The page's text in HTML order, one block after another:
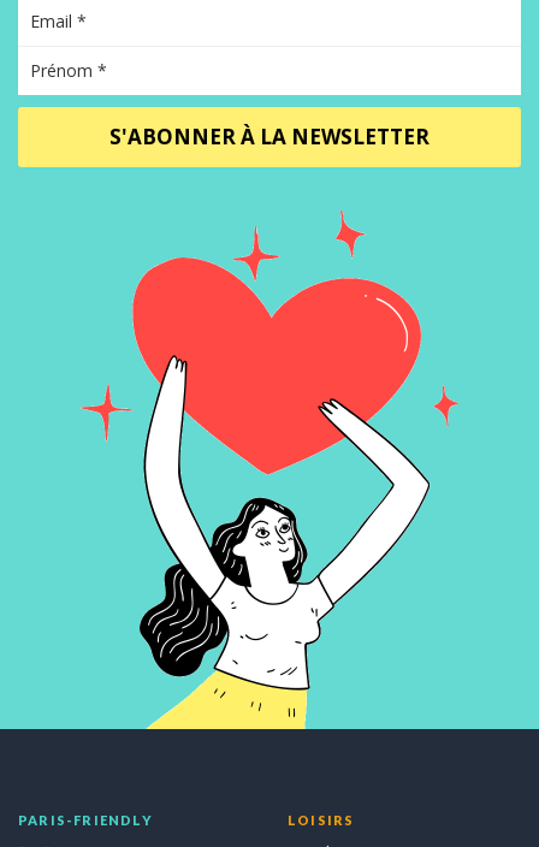
S'ABONNER À LA NEWSLETTER
PARIS-FRIENDLY LOISIRS